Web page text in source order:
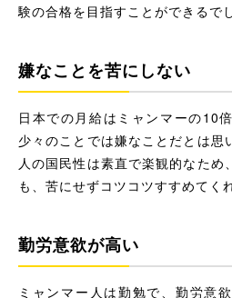
験の合格を目指すことができるで
嫌なことを苦にしない
日本での月給はミャンマーの10
少々のことでは嫌なことだとは思
人の国民性は素直で楽観的なため
も、苦にせずコツコツすすめてく
勤労意欲が高い
ミャンマー人は勤勉で、勤労意